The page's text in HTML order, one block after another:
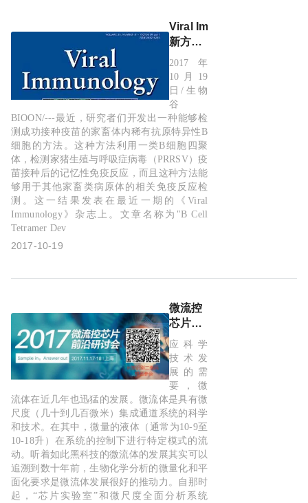
Viral Immunology：
新方法
可检测
动物接
种疫苗
之后的
免疫记
忆反应
2017年
10月19
日/生物
谷
BIOON/---最近，研究者们开发出一种能够检
测成功接种疫苗的家畜体内稀有抗原特异性B
细胞的方法。这种方法利用一类B细胞四聚
体，检测家猪生殖与呼吸症病毒（PRRSV）疫
苗接种后的记忆性免疫反应，而且这种方法能
够用于其他家畜类病原体的相关免疫反应检
测。这一结果发表在最近一期的《Viral
Immunology》杂志上。文章名称为"B Cell
Tetramer Dev
2017-10-19
微流控
芯片，
化学和
生物医
学检测
的“下
一场革
命”
应科学
技术发
展的需
要，微
流体在近几年也迅猛的发展。微流体是具有微
尺度（几十到几百微米）集成通道系统的科学
和技术。在其中，微量的液体（通常为10-9至
10-18升）在系统的控制下进行特定模式的流
动。听着如此黑科技的微流体的发展其实可以
追溯到数十年前，生物化学分析的微量化和平
面化要求是微流体发展很好的推动力。自那时
起，“芯片实验室”和微尺度全面分析系统